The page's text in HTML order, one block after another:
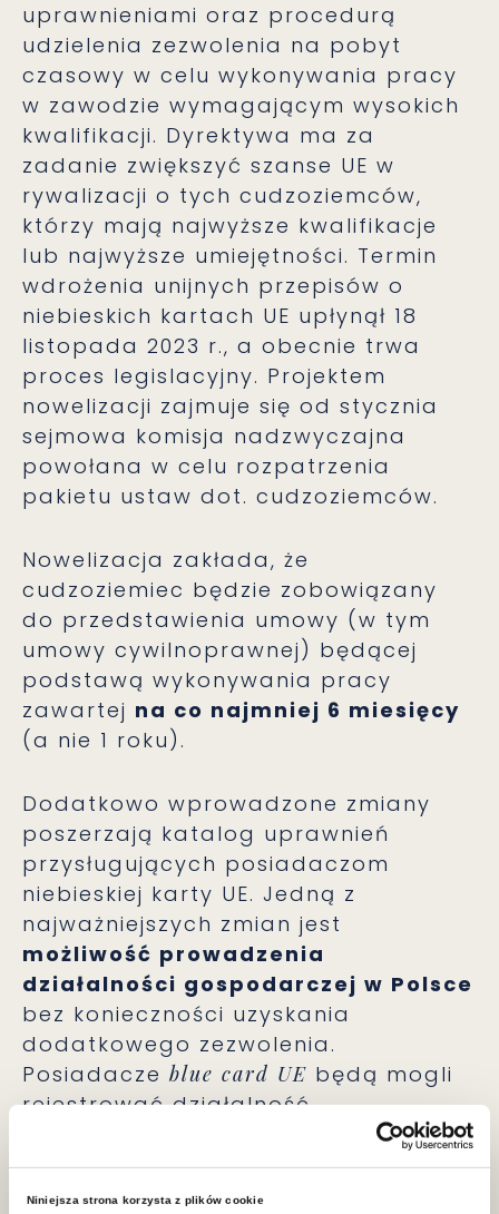
Niniejsza strona korzysta z plików cookie
uprawnieniami oraz procedurą
udzielenia zezwolenia na pobyt
czasowy w celu wykonywania pracy
w zawodzie wymagającym wysokich
kwalifikacji. Dyrektywa ma za
zadanie zwiększyć szanse UE w
rywalizacji o tych cudzoziemców,
którzy mają najwyższe kwalifikacje
lub najwyższe umiejętności. Termin
wdrożenia unijnych przepisów o
niebieskich kartach UE upłynął 18
listopada 2023 r., a obecnie trwa
proces legislacyjny. Projektem
nowelizacji zajmuje się od stycznia
sejmowa komisja nadzwyczajna
powołana w celu rozpatrzenia
pakietu ustaw dot. cudzoziemców.
Nowelizacja zakłada, że
cudzoziemiec będzie zobowiązany
do przedstawienia umowy (w tym
umowy cywilnoprawnej) będącej
podstawą wykonywania pracy
zawartej na co najmniej 6 miesięcy
(a nie 1 roku).
Dodatkowo wprowadzone zmiany
poszerzają katalog uprawnień
przysługujących posiadaczom
niebieskiej karty UE. Jedną z
najważniejszych zmian jest
możliwość prowadzenia
działalności gospodarczej w Polsce
bez konieczności uzyskania
dodatkowego zezwolenia.
Posiadacze blue card UE będą mogli
rejestrować działalność
gospodarczą oraz świadczyć usługi
w ramach umów B2B na takich
samych zasadach jak obywatele RP.